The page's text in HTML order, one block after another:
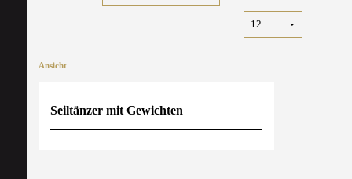
Ansicht
Seiltänzer mit Gewichten